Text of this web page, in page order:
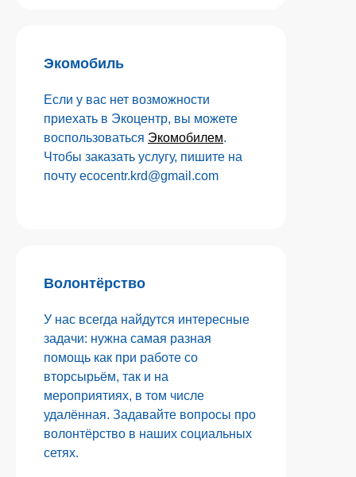
Экомобиль
Если у вас нет возможности
приехать в Экоцентр, вы можете
воспользоваться Экомобилем.
Чтобы заказать услугу, пишите на
почту ecocentr.krd@gmail.com
Волонтёрство
У нас всегда найдутся интересные
задачи: нужна самая разная
помощь как при работе со
вторсырьём, так и на
мероприятиях, в том числе
удалённая. Задавайте вопросы про
волонтёрство в наших социальных
сетях.